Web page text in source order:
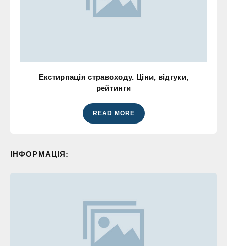
Екстирпація стравоходу. Ціни, відгуки,
рейтинги
READ MORE
ІНФОРМАЦІЯ: